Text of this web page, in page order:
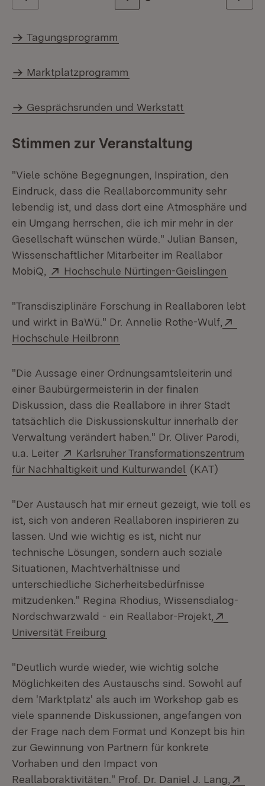
Weiter
Tagungsprogramm
Marktplatzprogramm
Gesprächsrunden und Werkstatt
Stimmen zur Veranstaltung
"Viele schöne Begegnungen, Inspiration, den
Eindruck, dass die Reallaborcommunity sehr
lebendig ist, und dass dort eine Atmosphäre und
ein Umgang herrschen, die ich mir mehr in der
Gesellschaft wünschen würde." Julian Bansen,
Wissenschaftlicher Mitarbeiter im Reallabor
MobiQ,
Extern:
Hochschule Nürtingen-Geislingen
"Transdisziplinäre Forschung in Reallaboren lebt
und wirkt in BaWü." Dr. Annelie Rothe-Wulf,
Hochschule Heilbronn
"Die Aussage einer Ordnungsamtsleiterin und
einer Baubürgermeisterin in der finalen
Diskussion, dass die Reallabore in ihrer Stadt
tatsächlich die Diskussionskultur innerhalb der
Verwaltung verändert haben." Dr. Oliver Parodi,
u.a. Leiter
Extern:
Karlsruher Transformationszentrum
für Nachhaltigkeit und Kulturwandel (Öffnet in
(KAT)
"Der Austausch hat mir erneut gezeigt, wie toll es
ist, sich von anderen Reallaboren inspirieren zu
lassen. Und wie wichtig es ist, nicht nur
technische Lösungen, sondern auch soziale
Situationen, Machtverhältnisse und
unterschiedliche Sicherheitsbedürfnisse
mitzudenken." Regina Rhodius, Wissensdialog-
Nordschwarzwald - ein Reallabor-Projekt,
Universität Freiburg
"Deutlich wurde wieder, wie wichtig solche
Möglichkeiten des Austauschs sind. Sowohl auf
dem 'Marktplatz' als auch im Workshop gab es
viele spannende Diskussionen, angefangen von
der Frage nach dem Format und Konzept bis hin
zur Gewinnung von Partnern für konkrete
Vorhaben und den Impact von
Reallaboraktivitäten." Prof. Dr. Daniel J. Lang,